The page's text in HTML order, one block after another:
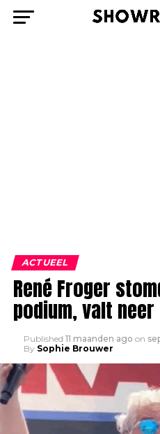
ACTUEEL
René Froger
podium, valt
Published 11 maanden ago on
By Sophie Brouwer